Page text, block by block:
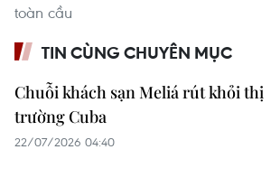
toàn cầu
TIN CÙNG CHUYÊN MỤC
Chuỗi khách sạn Meliá rút khỏi thị
trường Cuba
22/07/2026 04:40